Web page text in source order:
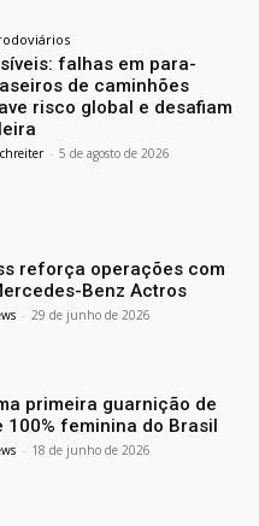
falhas em para-
de caminhões
risco global e desafiam
- 5 de agosto de 2026
reforça operações com
Benz Actros
- 29 de junho de 2026
primeira guarnição de
feminina do Brasil
- 18 de junho de 2026